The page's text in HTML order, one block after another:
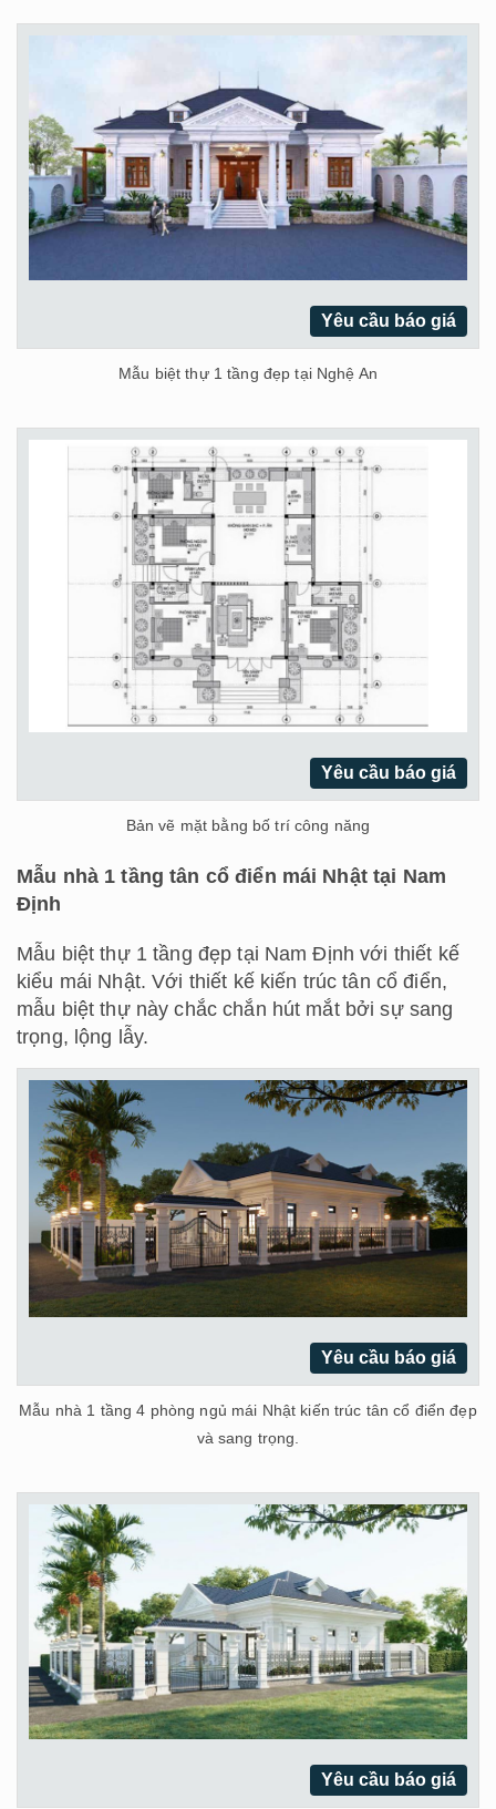
Yêu cầu báo giá
Mẫu biệt thự 1 tầng đẹp tại Nghệ An
Yêu cầu báo giá
Bản vẽ mặt bằng bố trí công năng
Mẫu nhà 1 tầng tân cổ điển mái Nhật tại Nam
Định
Mẫu biệt thự 1 tầng đẹp tại Nam Định với thiết kế
kiểu mái Nhật. Với thiết kế kiến trúc tân cổ điển,
mẫu biệt thự này chắc chắn hút mắt bởi sự sang
trọng, lộng lẫy.
Yêu cầu báo giá
Mẫu nhà 1 tầng 4 phòng ngủ mái Nhật kiến trúc tân cổ điển đẹp
và sang trọng.
Yêu cầu báo giá